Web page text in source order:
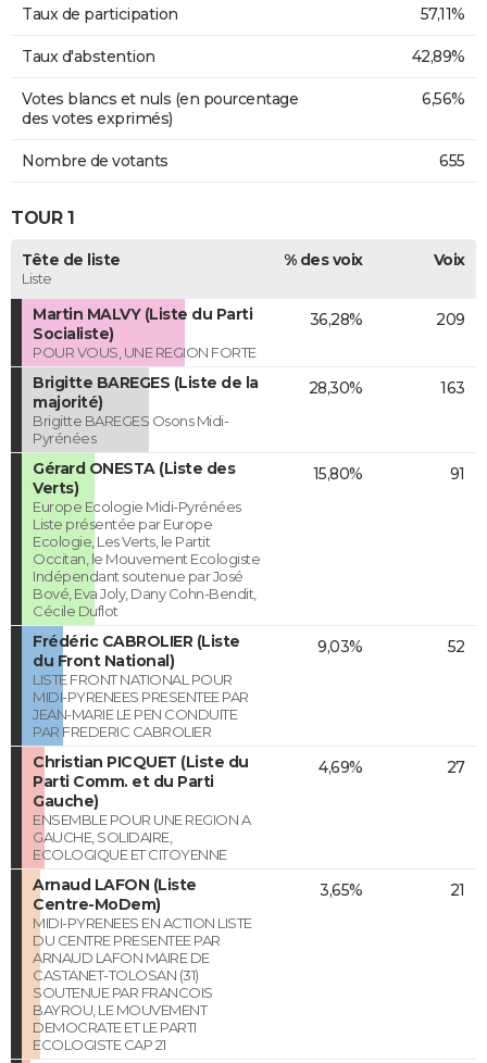
Taux de participation 57,11%
Taux d'abstention 42,89%
Votes blancs et nuls (en pourcentage
des votes exprimés)
6,56%
Nombre de votants 655
TOUR 1
Tête de liste
Liste
% des voix Voix
Martin MALVY (Liste du Parti
Socialiste)
POUR VOUS, UNE REGION FORTE
36,28% 209
Brigitte BAREGES (Liste de la
majorité)
Brigitte BAREGES Osons Midi-
Pyrénées
28,30% 163
Gérard ONESTA (Liste des
Verts)
Europe Ecologie Midi-Pyrénées
Liste présentée par Europe
Ecologie, Les Verts, le Partit
Occitan, le Mouvement Ecologiste
Indépendant soutenue par José
Bové, Eva Joly, Dany Cohn-Bendit,
Cécile Duflot
15,80% 91
Frédéric CABROLIER (Liste
du Front National)
LISTE FRONT NATIONAL POUR
MIDI-PYRENEES PRESENTEE PAR
JEAN-MARIE LE PEN CONDUITE
PAR FREDERIC CABROLIER
9,03% 52
Christian PICQUET (Liste du
Parti Comm. et du Parti
Gauche)
ENSEMBLE POUR UNE REGION A
GAUCHE, SOLIDAIRE,
ECOLOGIQUE ET CITOYENNE
4,69% 27
Arnaud LAFON (Liste
Centre-MoDem)
MIDI-PYRENEES EN ACTION LISTE
DU CENTRE PRESENTEE PAR
ARNAUD LAFON MAIRE DE
CASTANET-TOLOSAN (31)
SOUTENUE PAR FRANCOIS
BAYROU, LE MOUVEMENT
DEMOCRATE ET LE PARTI
ECOLOGISTE CAP 21
3,65% 21